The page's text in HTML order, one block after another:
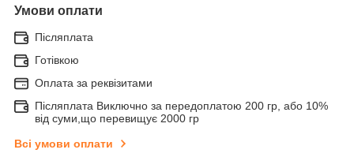
Умови оплати
Післяплата
Готівкою
Оплата за реквізитами
Післяплата Виключно за передоплатою 200 гр, або 10%
від суми,що перевищує 2000 гр
Всі умови оплати